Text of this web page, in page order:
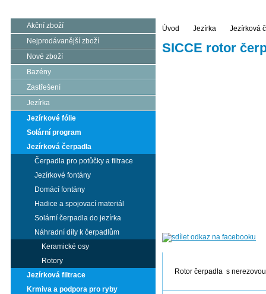
Úvod Jezírka Jezírková
SICCE rotor
Rotor čerpadla s
Akční zboží
Nejprodávanější zboží
Nové zboží
Bazény
Zastřešení
Jezírka
Jezírkové fólie
Solární program
Jezírková čerpadla
Čerpadla pro potůčky a filtrace
Jezírkové fontány
Domácí fontány
Hadice a spojovací materiál
Solární čerpadla do jezírka
Náhradní díly k čerpadlům
Keramické osy
Rotory
Jezírková filtrace
Krmiva a podpora pro ryby